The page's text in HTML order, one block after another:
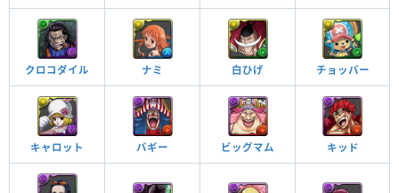
追加攻撃
回復ドロップを縦一列でそろえて消すと固定50万ダ
メージとシールドに20％のダメージを与える
暗闇耐性
暗闇攻撃を無効化することがある
お邪魔耐性
お邪魔攻撃や爆弾攻撃を無効化することがある
クロコダイル ナミ 白ひげ チョッパー
キャロット バギー ビッグマム キッド